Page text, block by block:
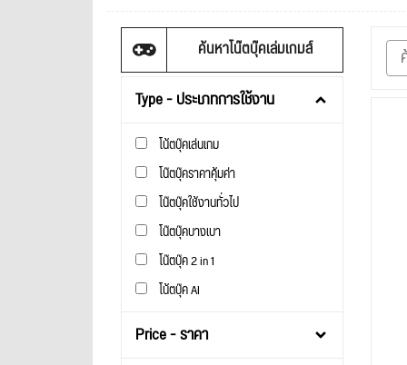
ค้นหาโน๊ตบุ๊คเล่มเกมส์
Type - ประเภทการใช้งาน
โน้ตบุ๊คเล่นเกม
โน๊ตบุ๊คราคาคุ้มค่า
โน๊ตบุ๊คใช้งานทั่วไป
โน๊ตบุ๊คบางเบา
โน๊ตบุ๊ค 2 in 1
โน้ตบุ๊ค AI
Price - ราคา